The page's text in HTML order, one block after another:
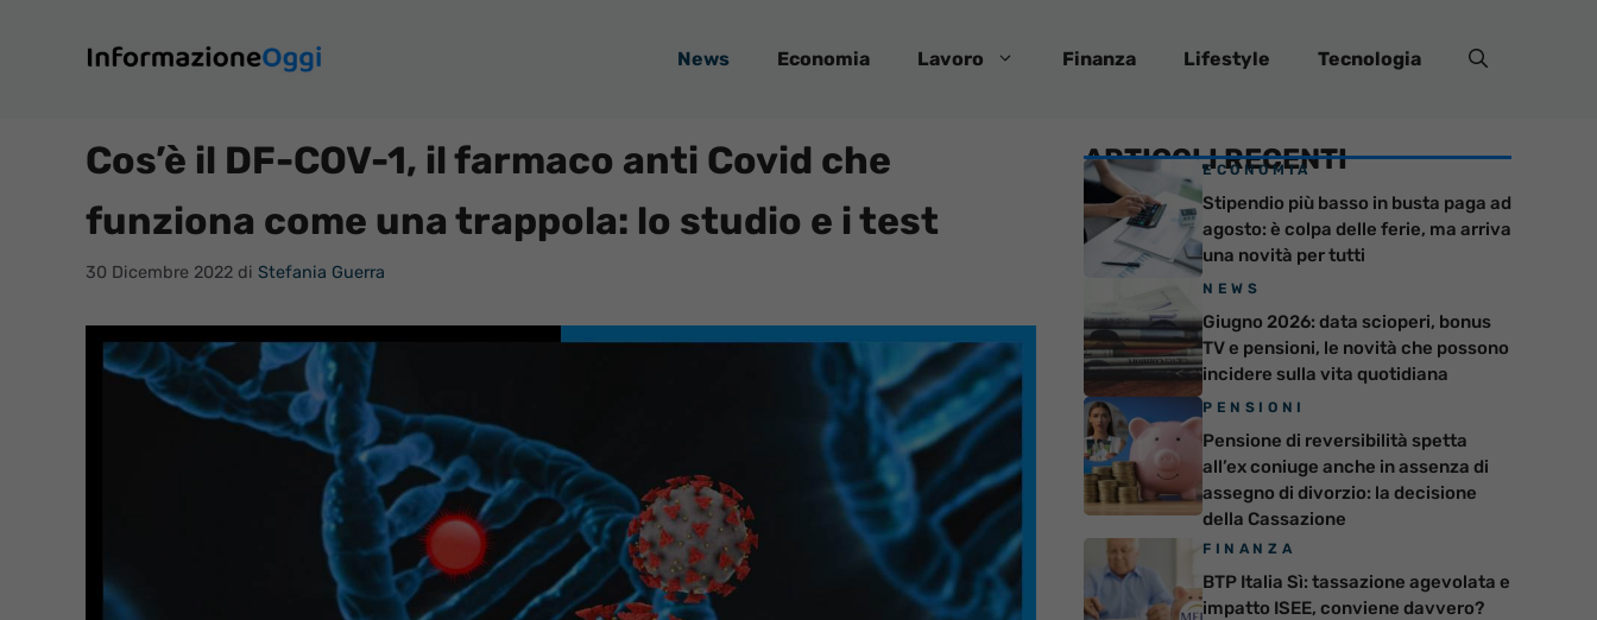
contenuto
News Economia Lavoro Finanza Lifestyle Tecnologia
Cos’è il DF-COV-1, il farmaco anti Covid che
funziona come una trappola: lo studio e i test
30 Dicembre 2022 di Stefania Guerra
ARTICOLI RECENTI
ECONOMIA
Stipendio più basso in busta paga ad
agosto: è colpa delle ferie, ma arriva
una novità per tutti
NEWS
Giugno 2026: data scioperi, bonus
TV e pensioni, le novità che possono
incidere sulla vita quotidiana
PENSIONI
Pensione di reversibilità spetta
all’ex coniuge anche in assenza di
assegno di divorzio: la decisione
della Cassazione
FINANZA
BTP Italia Sì: tassazione agevolata e
impatto ISEE, conviene davvero?